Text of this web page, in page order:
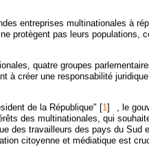
entreprises multinationales à
protègent pas leurs populations,
quatre groupes
à créer une responsabilité
de la République" [1]
, le
des multinationales, qui
des travailleurs des pays du Sud
citoyenne et médiatique est